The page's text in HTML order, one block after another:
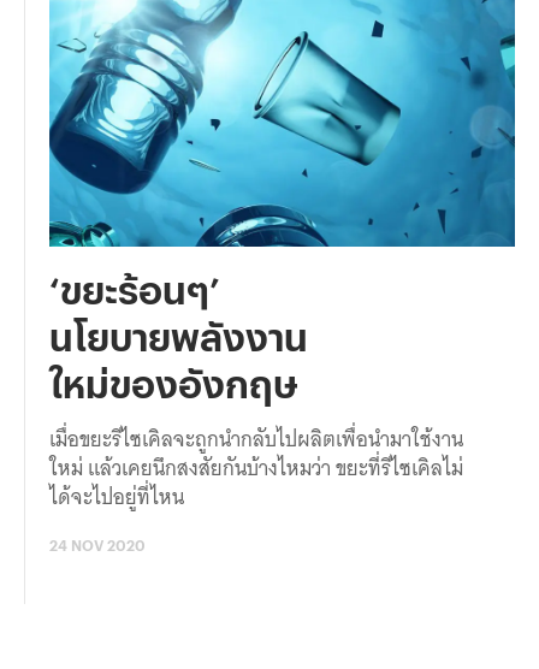
‘ขยะร้อนๆ’
นโยบายพลังงาน
ใหม่ของอังกฤษ
เมื่อขยะรีไซเคิลจะถูกนำกลับไปผลิตเพื่อนำมาใช้งาน
ใหม่ แล้วเคยนึกสงสัยกันบ้างไหมว่า ขยะที่รีไซเคิลไม่
ได้จะไปอยู่ที่ไหน
24 NOV 2020